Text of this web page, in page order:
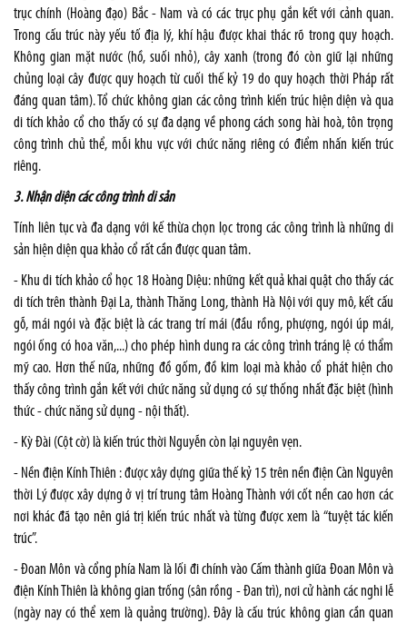
trục chính (Hoàng đạo) Bắc - Nam và có các trục phụ gắn kết với cảnh quan.
Trong cấu trúc này yếu tố địa lý, khí hậu được khai thác rõ trong quy hoạch.
Không gian mặt nước (hồ, suối nhỏ), cây xanh (trong đó còn giữ lại những
chủng loại cây được quy hoạch từ cuối thế kỷ 19 do quy hoạch thời Pháp rất
đáng quan tâm). Tổ chức không gian các công trình kiến trúc hiện diện và qua
di tích khảo cổ cho thấy có sự đa dạng về phong cách song hài hoà, tôn trọng
công trình chủ thể, mỗi khu vực với chức năng riêng có điểm nhấn kiến trúc
riêng.
3. Nhận diện các công trình di sản
Tính liên tục và đa dạng với kế thừa chọn lọc trong các công trình là những di
sản hiện diện qua khảo cổ rất cần được quan tâm.
- Khu di tích khảo cổ học 18 Hoàng Diệu: những kết quả khai quật cho thấy các
di tích trên thành Đại La, thành Thăng Long, thành Hà Nội với quy mô, kết cấu
gỗ, mái ngói và đặc biệt là các trang trí mái (đầu rồng, phượng, ngói úp mái,
ngói ống có hoa văn,...) cho phép hình dung ra các công trình tráng lệ có thẩm
mỹ cao. Hơn thế nữa, những đồ gốm, đồ kim loại mà khảo cổ phát hiện cho
thấy công trình gắn kết với chức năng sử dụng có sự thống nhất đặc biệt (hình
thức - chức năng sử dụng - nội thất).
- Kỳ Đài (Cột cờ) là kiến trúc thời Nguyễn còn lại nguyên vẹn.
- Nền điện Kính Thiên : được xây dựng giữa thế kỷ 15 trên nền điện Càn Nguyên
thời Lý được xây dựng ở vị trí trung tâm Hoàng Thành với cốt nền cao hơn các
nơi khác đã tạo nên giá trị kiến trúc nhất và từng được xem là “tuyệt tác kiến
trúc”.
- Đoan Môn và cổng phía Nam là lối đi chính vào Cấm thành giữa Đoan Môn và
điện Kính Thiên là không gian trống (sân rồng - Đan trì), nơi cử hành các nghi lễ
(ngày nay có thể xem là quảng trường). Đây là cấu trúc không gian cần quan